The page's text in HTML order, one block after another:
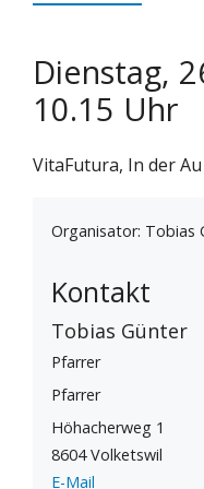
Dienstag,
10.15 Uhr
VitaFutura, In der Au
Organisator: Tobias
Kontakt
Tobias Günter
Pfarrer
Pfarrer
Höhacherweg 1
8604 Volketswil
E-Mail